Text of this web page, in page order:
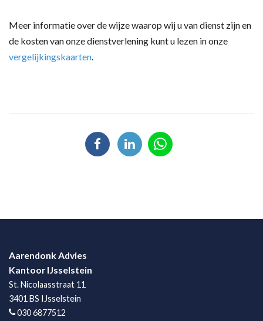
Meer informatie over de wijze waarop wij u van dienst zijn en
de kosten van onze dienstverlening kunt u lezen in onze
vergelijkingskaarten.
Aarendonk Advies
Kantoor IJsselstein
St. Nicolaasstraat 11
3401 BS IJsselstein
030 6877512